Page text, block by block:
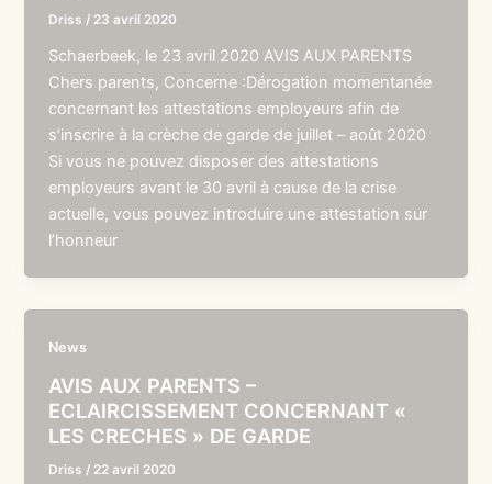
Driss / 23 avril 2020
Schaerbeek, le 23 avril 2020 AVIS AUX PARENTS
Chers parents, Concerne :Dérogation momentanée
concernant les attestations employeurs afin de
s’inscrire à la crèche de garde de juillet – août 2020
Si vous ne pouvez disposer des attestations
employeurs avant le 30 avril à cause de la crise
actuelle, vous pouvez introduire une attestation sur
l’honneur
News
AVIS AUX PARENTS –
ECLAIRCISSEMENT CONCERNANT «
LES CRECHES » DE GARDE
Driss / 22 avril 2020